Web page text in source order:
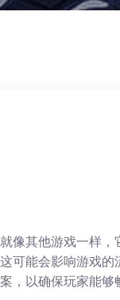
像其他游戏一样
可能会影响游戏
，以确保玩家能够